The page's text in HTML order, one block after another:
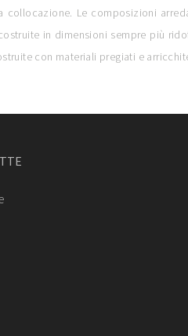
Le composizioni
in dimensioni sempre più
con materiali pregiati e